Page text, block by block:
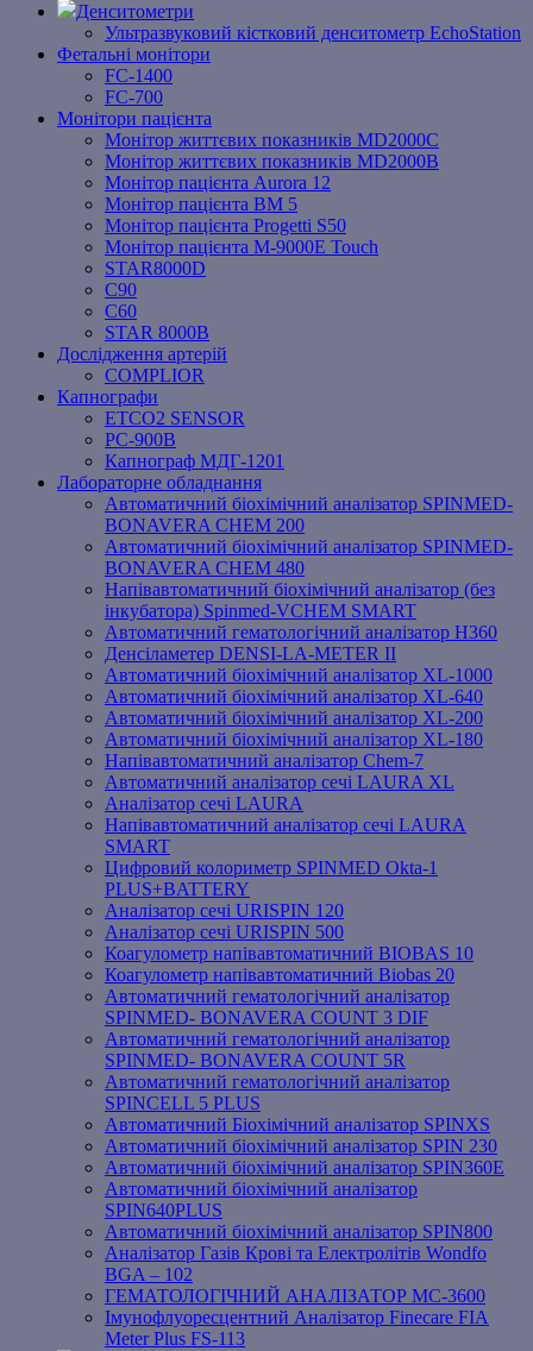
Денситометри
Ультразвуковий кістковий денситометр EchoStation
Фетальні монітори
FC-1400
FC-700
Монітори пацієнта
Монітор життєвих показників MD2000С
Монітор життєвих показників MD2000В
Mонітоp пацієнта Aurora 12
Монітор пацієнта BM 5
Монітор пацієнта Progetti S50
Монітор пацієнта M-9000E Touch
STAR8000D
C90
C60
STAR 8000B
Дослідження артерій
COMPLIOR
Капнографи
ETCO2 SENSOR
PC‐900B
Капнограф МДГ-1201
Лабораторне обладнання
Автоматичний біохімічний аналізатор SPINMED-
BONAVERA CHEM 200
Автоматичний біохімічний аналізатор SPINMED-
BONAVERA CHEM 480
Напівавтоматичний біохімічний аналізатор (без
інкубатора) Spinmed-VCHEM SMART
Автоматичний гематологічний аналізатор Н360
Денсіламетер DENSI-LA-METER ІІ
Автоматичний біохімічний аналізатор XL-1000
Автоматичний біохімічний аналізатор XL-640
Автоматичний біохімічний аналізатор XL-200
Автоматичний біохімічний аналізатор XL-180
Напівавтоматичний аналізатор Chem-7
Автоматичний аналізатор сечі LAURA XL
Аналізатор сечі LAURA
Напівавтоматичний аналізатор сечі LAURA
SMART
Цифровий колориметр SPINMED Okta-1
PLUS+BATTERY
Аналізатор сечі URISPIN 120
Аналізатор сечі URISPIN 500
Коагулометр напівавтоматичний BIOBAS 10
Коагулометр напівавтоматичний Biobas 20
Автоматичний гематологічний аналізатор
SPINMED- BONAVERA COUNT 3 DIF
Автоматичний гематологічний аналізатор
SPINMED- BONAVERA COUNT 5R
Автоматичний гематологічний аналізатор
SPINCELL 5 PLUS
Автоматичний Біохімічний аналізатор SPINXS
Автоматичний біохімічний аналізатор SPIN 230
Автоматичний біохімічний аналізатор SPIN360E
Автоматичний біохімічний аналізатор
SPIN640PLUS
Автоматичний біохімічний аналізатор SPIN800
Аналізатор Газів Крові та Електролітів Wondfo
BGA – 102
ГЕМАТОЛОГІЧНИЙ АНАЛІЗАТОР MC-3600
Імунофлуоресцентний Аналізатор Finecare FIA
Meter Plus FS-113